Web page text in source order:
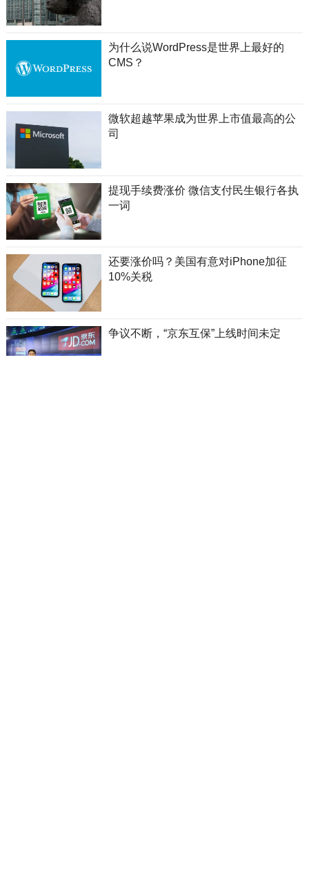
为什么说WordPress是世界上最好的
CMS？
微软超越苹果成为世界上市值最高的公
司
提现手续费涨价 微信支付民生银行各执
一词
还要涨价吗？美国有意对iPhone加征
10%关税
争议不断，“京东互保”上线时间未定